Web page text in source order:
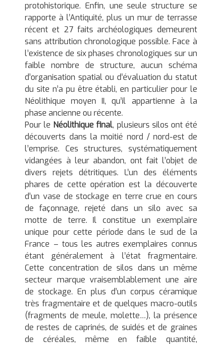
protohistorique. Enfin, une seule structure se
rapporte à l’Antiquité, plus un mur de terrasse
récent et 27 faits archéologiques demeurent
sans attribution chronologique possible. Face à
l’existence de six phases chronologiques sur un
faible nombre de structure, aucun schéma
d’organisation spatial ou d’évaluation du statut
du site n’a pu être établi, en particulier pour le
Néolithique moyen II, qu’il appartienne à la
phase ancienne ou récente.
Pour le Néolithique final, plusieurs silos ont été
découverts dans la moitié nord / nord-est de
l’emprise. Ces structures, systématiquement
vidangées à leur abandon, ont fait l’objet de
divers rejets détritiques. L’un des éléments
phares de cette opération est la découverte
d’un vase de stockage en terre crue en cours
de façonnage, rejeté dans un silo avec sa
motte de terre. Il constitue un exemplaire
unique pour cette période dans le sud de la
France – tous les autres exemplaires connus
étant généralement à l’état fragmentaire.
Cette concentration de silos dans un même
secteur marque vraisemblablement une aire
de stockage. En plus d’un corpus céramique
très fragmentaire et de quelques macro-outils
(fragments de meule, molette…), la présence
de restes de caprinés, de suidés et de graines
de céréales, même en faible quantité,